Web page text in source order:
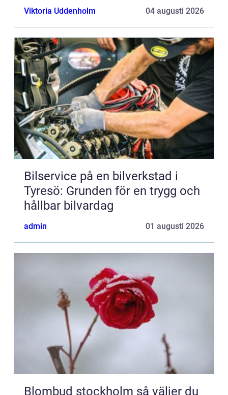
Viktoria Uddenholm 04 augusti 2026
Bilservice på en bilverkstad i
Tyresö: Grunden för en trygg och
hållbar bilvardag
admin 01 augusti 2026
Blombud stockholm så väljer du